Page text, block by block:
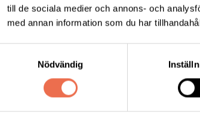
till de sociala medier och annons- och
med annan information som du har
Nödvändig
neurologiisverige.se